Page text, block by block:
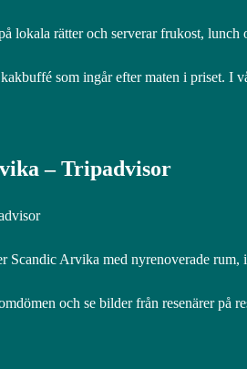
lokala rätter och serverar frukost,
som ingår efter maten i priset. I
– Tripadvisor
Scandic Arvika med nyrenoverade
och se bilder från resenärer på